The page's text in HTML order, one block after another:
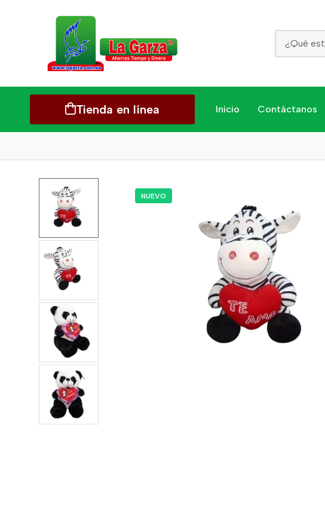
Tienda en línea Inicio Contáctanos
NUEVO